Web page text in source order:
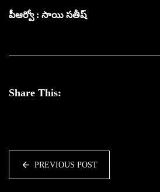
పీఆర్వో : సాయి సతీష్
Share This:
PREVIOUS POST